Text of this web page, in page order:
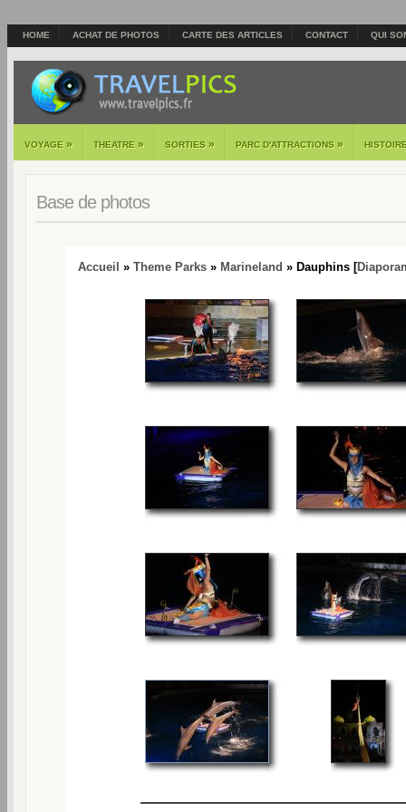
HOME ACHAT DE PHOTOS CARTE DES ARTICLES CONTACT QUI
VOYAGE » THEATRE » SORTIES » PARC D'ATTRACTIONS »
Base de photos
Accueil » Theme Parks » Marineland » Dauphins [